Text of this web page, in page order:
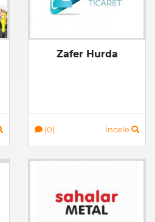
Zafer Hurda
(0) İncele